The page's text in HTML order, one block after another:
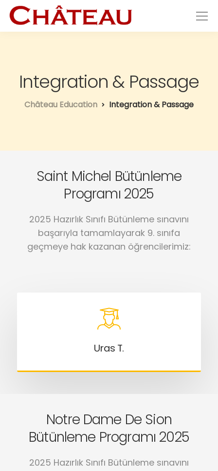
Integration & Passage
Château Education Integration & Passage
Saint Michel Bütünleme
Programı 2025
2025 Hazırlık Sınıfı Bütünleme sınavını
başarıyla tamamlayarak 9. sınıfa
geçmeye hak kazanan öğrencilerimiz:
Uras T.
Notre Dame De Sion
Bütünleme Programı 2025
2025 Hazırlık Sınıfı Bütünleme sınavını